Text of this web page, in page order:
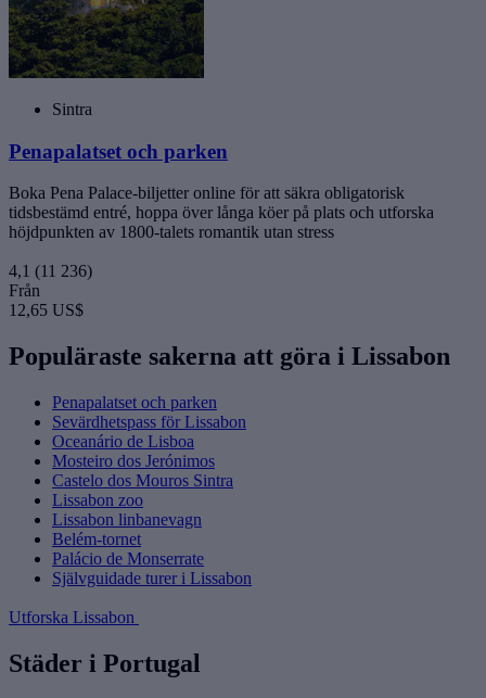
Sintra
Penapalatset och parken
Boka Pena Palace-biljetter online för att säkra obligatorisk
tidsbestämd entré, hoppa över långa köer på plats och utforska
höjdpunkten av 1800-talets romantik utan stress
4,1 (11 236)
Från
12,65 US$
Populäraste sakerna att göra i Lissabon
Penapalatset och parken
Sevärdhetspass för Lissabon
Oceanário de Lisboa
Mosteiro dos Jerónimos
Castelo dos Mouros Sintra
Lissabon zoo
Lissabon linbanevagn
Belém-tornet
Palácio de Monserrate
Självguidade turer i Lissabon
Utforska Lissabon
Städer i Portugal